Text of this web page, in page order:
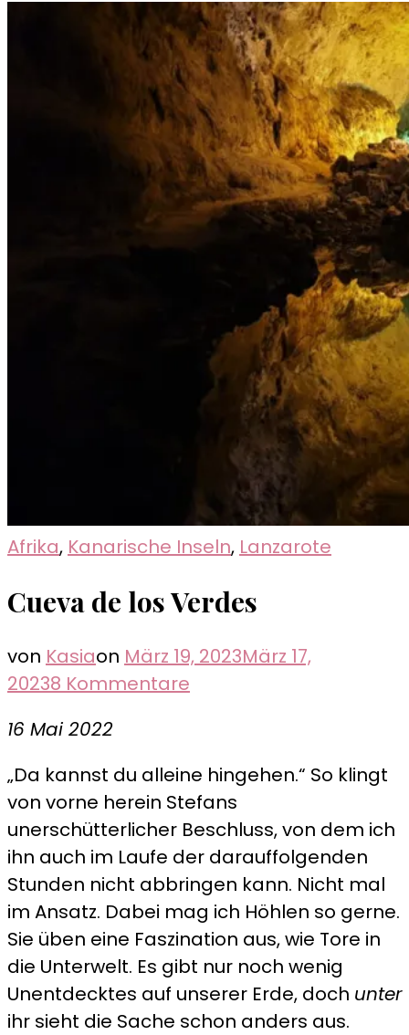
Afrika, Kanarische Inseln, Lanzarote
Cueva de los Verdes
von Kasiaon März 19, 2023März 17,
20238 Kommentare
los
Verdes
16 Mai 2022
„Da kannst du alleine hingehen.“ So klingt
von vorne herein Stefans
unerschütterlicher Beschluss, von dem ich
ihn auch im Laufe der darauffolgenden
Stunden nicht abbringen kann. Nicht mal
im Ansatz. Dabei mag ich Höhlen so gerne.
Sie üben eine Faszination aus, wie Tore in
die Unterwelt. Es gibt nur noch wenig
Unentdecktes auf unserer Erde, doch unter
ihr sieht die Sache schon anders aus.